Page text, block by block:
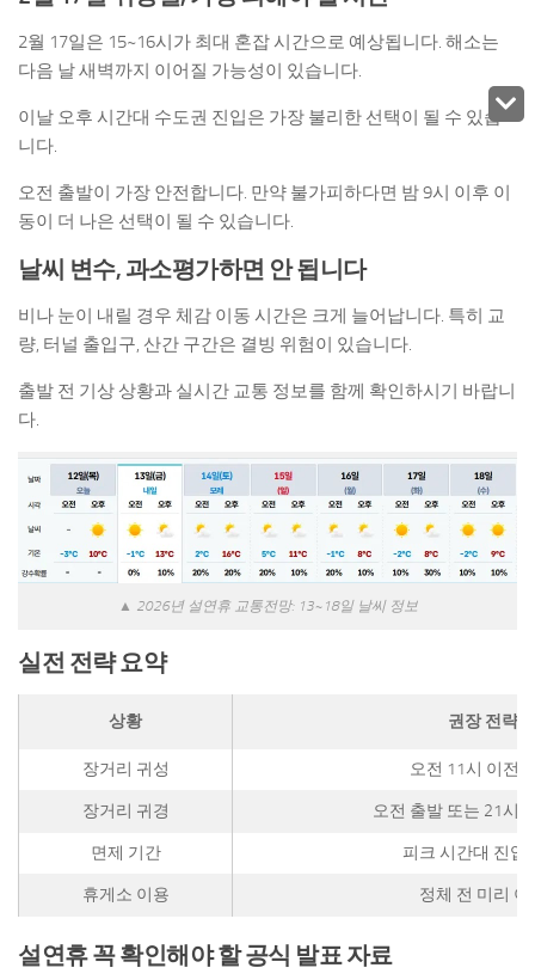
2월 17일은 15~16시가 최대 혼잡 시간으로 예상됩니다. 해소는
다음 날 새벽까지 이어질 가능성이 있습니다.
이날 오후 시간대 수도권 진입은 가장 불리한 선택이 될 수 있습
니다.
오전 출발이 가장 안전합니다. 만약 불가피하다면 밤 9시 이후 이
동이 더 나은 선택이 될 수 있습니다.
날씨 변수, 과소평가하면 안 됩니다
비나 눈이 내릴 경우 체감 이동 시간은 크게 늘어납니다. 특히 교
량, 터널 출입구, 산간 구간은 결빙 위험이 있습니다.
출발 전 기상 상황과 실시간 교통 정보를 함께 확인하시기 바랍니
다.
▲ 2026년 설연휴 교통전망: 13~18일 날씨 정보
실전 전략 요약
상황 권장 전략
장거리 귀성 오전 11시 이전
장거리 귀경 오전 출발 또는 21시
면제 기간 피크 시간대 진입
휴게소 이용 정체 전 미리 이
설연휴 꼭 확인해야 할 공식 발표 자료